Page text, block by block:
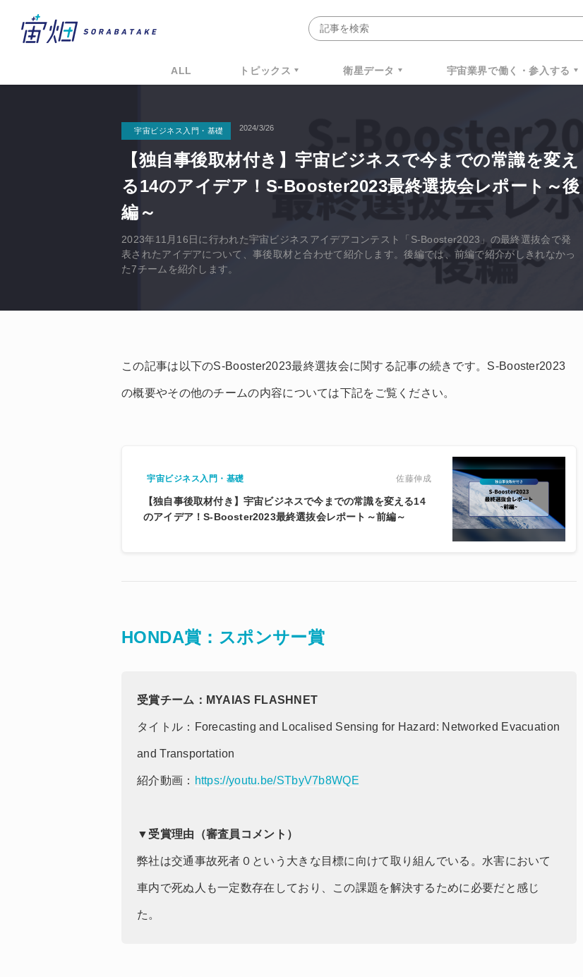
ALL トピックス 衛星データ 宇宙業界で働く・参入する
宇宙ビジネス入門・基礎 2024/3/26
【独自事後取材付き】宇宙ビジネスで今までの常識を変え
る14のアイデア！S-Booster2023最終選抜会レポート～後
編～
2023年11月16日に行われた宇宙ビジネスアイデアコンテスト「S-Booster2023」の最終選抜会で発
表されたアイデアについて、事後取材と合わせて紹介します。後編では、前編で紹介がしきれなかっ
た7チームを紹介します。
この記事は以下のS-Booster2023最終選抜会に関する記事の続きです。S-Booster2023
の概要やその他のチームの内容については下記をご覧ください。
宇宙ビジネス入門・基礎 佐藤伸成
【独自事後取材付き】宇宙ビジネスで今までの常識を変える14
のアイデア！S-Booster2023最終選抜会レポート～前編～
HONDA賞：スポンサー賞
受賞チーム：MYAIAS FLASHNET
タイトル：Forecasting and Localised Sensing for Hazard: Networked Evacuation
and Transportation
紹介動画： https://youtu.be/STbyV7b8WQE
▼受賞理由（審査員コメント）
弊社は交通事故死者０という大きな目標に向けて取り組んでいる。水害において
車内で死ぬ人も一定数存在しており、この課題を解決するために必要だと感じ
た。